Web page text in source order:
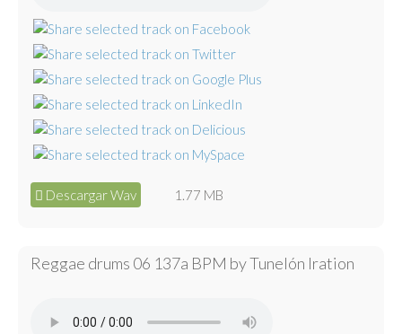
Descargar Wav 1.77 MB
Reggae drums 06 137a BPM by Tunelón Iration